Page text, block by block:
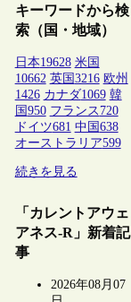
キーワードから検
索（国・地域）
日本19628 米国
10662 英国 3216 欧州
1426 カナダ1069 韓
国 950 フランス 720
ドイツ681 中国 638
オーストラリア599
続きを見る
「カレントアウェ
アネス-R」新着記
事
2026年08月07